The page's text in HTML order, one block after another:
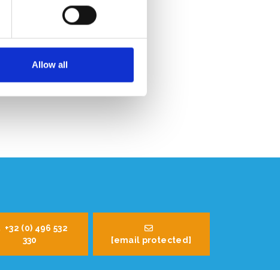
Allow all
+32 (0) 496 532
330
[email protected]